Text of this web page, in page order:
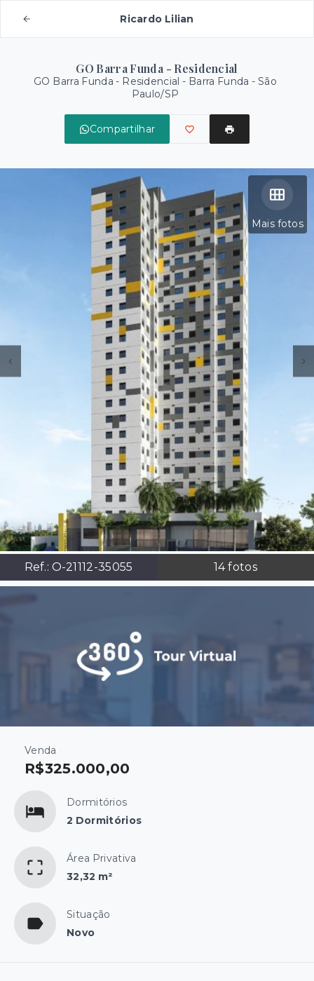
Ricardo Lilian
GO Barra Funda - Residencial
GO Barra Funda - Residencial - Barra Funda - São
Paulo/SP
Compartilhar
Mais fotos
Ref.: O-21112-35055 14fotos
Venda
R$325.000,00
Dormitórios
2 Dormitórios
Área Privativa
32,32 m²
Situação
Novo